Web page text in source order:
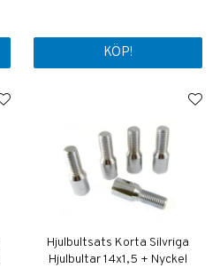
KÖP!
Hjulbultsats Korta Silvriga
Hjulbultar 14x1,5 + Nyckel